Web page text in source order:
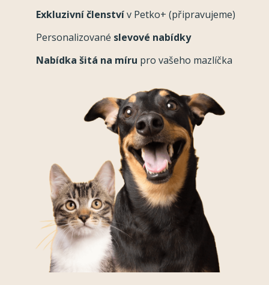
Exkluzivní členstvív Petko+ (připravujeme)
Personalizované slevové nabídky
Nabídka šitá na míru pro vašeho mazlíčka